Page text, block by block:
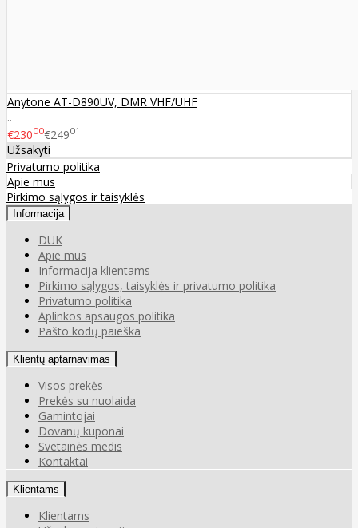
Anytone AT-D890UV, DMR VHF/UHF
..
€23000€24901
Užsakyti
Privatumo politika
Apie mus
Pirkimo sąlygos ir taisyklės
Informacija
DUK
Apie mus
Informacija klientams
Pirkimo sąlygos, taisyklės ir privatumo politika
Privatumo politika
Aplinkos apsaugos politika
Pašto kodų paieška
Klientų aptarnavimas
Visos prekės
Prekės su nuolaida
Gamintojai
Dovanų kuponai
Svetainės medis
Kontaktai
Klientams
Klientams